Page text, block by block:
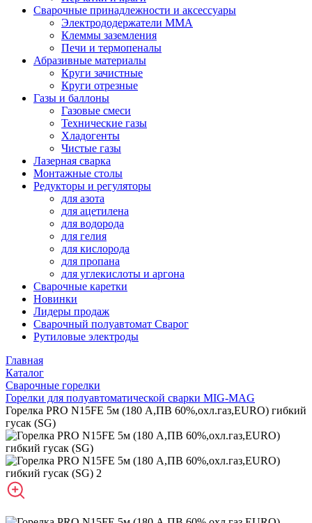
Сварочные принадлежности и аксессуары
Электрододержатели MMA
Клеммы заземления
Печи и термопеналы
Абразивные материалы
Круги зачистные
Круги отрезные
Газы и баллоны
Газовые смеси
Технические газы
Хладогенты
Чистые газы
Лазерная сварка
Монтажные столы
Редукторы и регуляторы
для азота
для ацетилена
для водорода
для гелия
для кислорода
для пропана
для углекислоты и аргона
Сварочные каретки
Новинки
Лидеры продаж
Сварочный полуавтомат Сварог
Рутиловые электроды
Главная
Каталог
Сварочные горелки
Горелки для полуавтоматической сварки MIG-MAG
Горелка PRO N15FE 5м (180 А,ПВ 60%,охл.газ,EURO) гибкий
гусак (SG)